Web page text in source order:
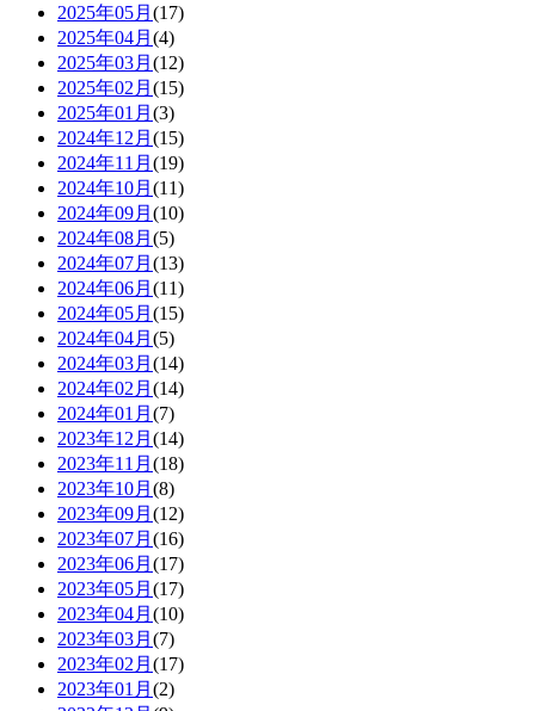
2025年05月 (17)
2025年04月 (4)
2025年03月 (12)
2025年02月 (15)
2025年01月 (3)
2024年12月 (15)
2024年11月 (19)
2024年10月 (11)
2024年09月 (10)
2024年08月 (5)
2024年07月 (13)
2024年06月 (11)
2024年05月 (15)
2024年04月 (5)
2024年03月 (14)
2024年02月 (14)
2024年01月 (7)
2023年12月 (14)
2023年11月 (18)
2023年10月 (8)
2023年09月 (12)
2023年07月 (16)
2023年06月 (17)
2023年05月 (17)
2023年04月 (10)
2023年03月 (7)
2023年02月 (17)
2023年01月 (2)